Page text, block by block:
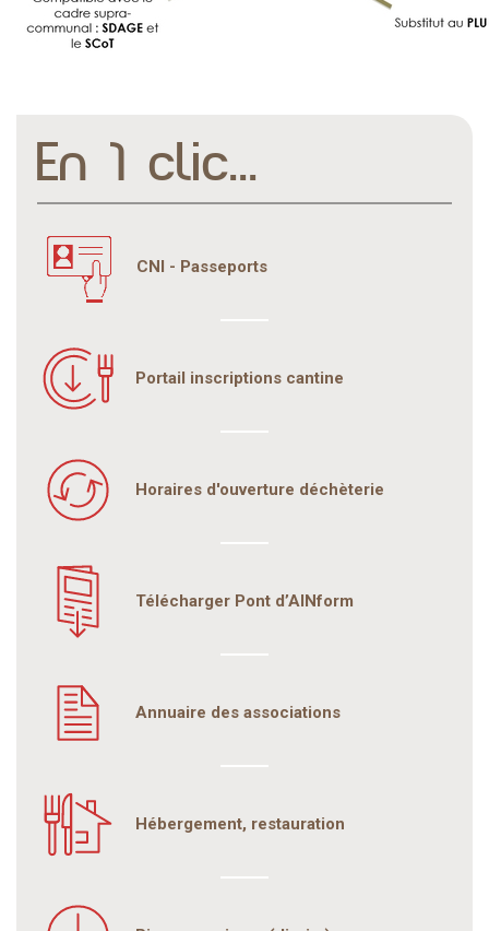
En 1 clic...
CNI - Passeports
Portail inscriptions cantine
Horaires d'ouverture déchèterie
Télécharger Pont d’AINform
Annuaire des associations
Hébergement, restauration